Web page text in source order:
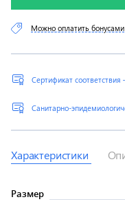
Сертификат соответствия
Санитарно-
Можно оплатить бонусами
Характеристики
Размер